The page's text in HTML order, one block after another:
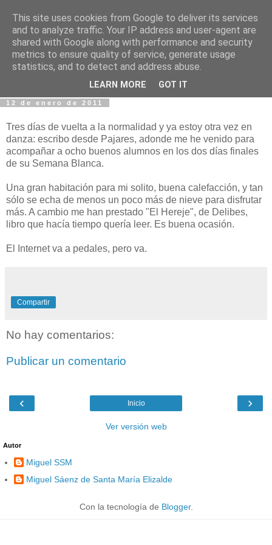
Fotos y Cosas
Miguel Sáenz de Santa María Elizalde
"Un blog es como un diario, pero sin candado".
12 de enero de 2011
Tres días de vuelta a la normalidad y ya estoy otra vez en
danza: escribo desde Pajares, adonde me he venido para
acompañar a ocho buenos alumnos en los dos días finales
de su Semana Blanca.
Una gran habitación para mi solito, buena calefacción, y tan
sólo se echa de menos un poco más de nieve para disfrutar
más. A cambio me han prestado "El Hereje", de Delibes,
libro que hacía tiempo quería leer. Es buena ocasión.
El Internet va a pedales, pero va.
Compartir
No hay comentarios:
Publicar un comentario
‹ ›
Inicio
Ver versión web
Autor
Miguel SSM
Miguel Sáenz de Santa María Elizalde
Con la tecnología de Blogger.
This site uses cookies from Google to deliver its services
and to analyze traffic. Your IP address and user-agent are
shared with Google along with performance and security
metrics to ensure quality of service, generate usage
statistics, and to detect and address abuse.
LEARN MORE GOT IT